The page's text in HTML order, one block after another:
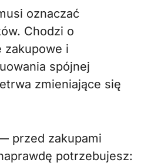
oznaczać
Chodzi o
zakupowe i
spójnej
zmieniające się
przed zakupami
potrzebujesz: